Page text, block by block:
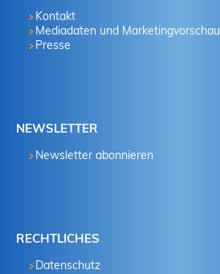
Kontakt
Mediadaten und Marketingvorschau
Presse
NEWSLETTER
Newsletter abonnieren
RECHTLICHES
Datenschutz